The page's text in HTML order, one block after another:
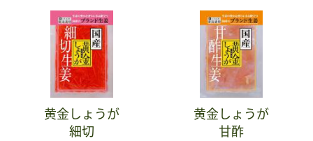
黄金しょうが
細切
黄金しょうが
甘酢